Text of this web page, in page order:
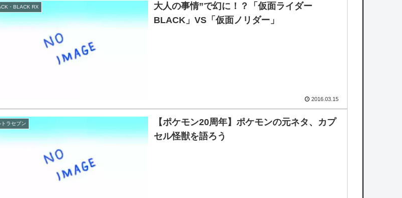
・BLACK RX
大人の事情”で幻に！？「仮面ライダー
BLACK」VS「仮面ノリダー」
2016.03.15
トラセブン
【ポケモン20周年】ポケモンの元ネタ、カプ
セル怪獣を語ろう